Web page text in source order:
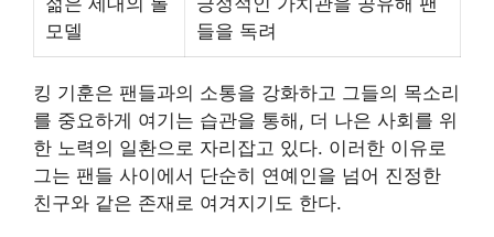
모델
들을 독려
킹 기훈은 팬들과의 소통을 강화하고 그들의 목소리
를 중요하게 여기는 습관을 통해, 더 나은 사회를 위
한 노력의 일환으로 자리잡고 있다. 이러한 이유로
그는 팬들 사이에서 단순히 연예인을 넘어 진정한
친구와 같은 존재로 여겨지기도 한다.